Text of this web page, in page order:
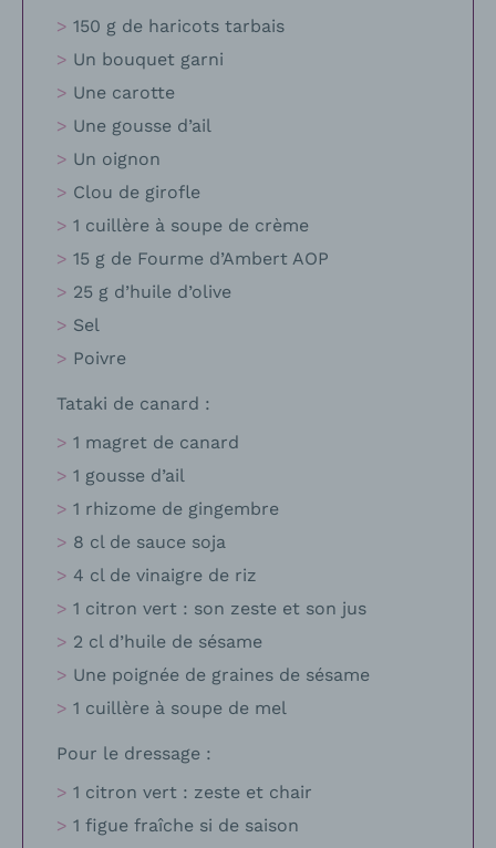
150 g de haricots tarbais
Un bouquet garni
Une carotte
Une gousse d’ail
Un oignon
Clou de girofle
1 cuillère à soupe de crème
15 g de Fourme d’Ambert AOP
25 g d’huile d’olive
Sel
Poivre
Tataki de canard :
1 magret de canard
1 gousse d’ail
1 rhizome de gingembre
8 cl de sauce soja
4 cl de vinaigre de riz
1 citron vert : son zeste et son jus
2 cl d’huile de sésame
Une poignée de graines de sésame
1 cuillère à soupe de mel
Pour le dressage :
1 citron vert : zeste et chair
1 figue fraîche si de saison